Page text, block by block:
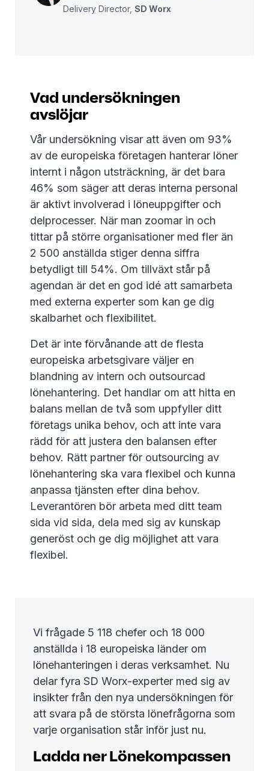
Delivery Director,SD Worx
Vad undersökningen
avslöjar
Vår undersökning visar att även om 93%
av de europeiska företagen hanterar löner
internt i någon utsträckning, är det bara
46% som säger att deras interna personal
är aktivt involverad i löneuppgifter och
delprocesser. När man zoomar in och
tittar på större organisationer med fler än
2 500 anställda stiger denna siffra
betydligt till 54%. Om tillväxt står på
agendan är det en god idé att samarbeta
med externa experter som kan ge dig
skalbarhet och flexibilitet.
Det är inte förvånande att de flesta
europeiska arbetsgivare väljer en
blandning av intern och outsourcad
lönehantering. Det handlar om att hitta en
balans mellan de två som uppfyller ditt
företags unika behov, och att inte vara
rädd för att justera den balansen efter
behov. Rätt partner för outsourcing av
lönehantering ska vara flexibel och kunna
anpassa tjänsten efter dina behov.
Leverantören bör arbeta med ditt team
sida vid sida, dela med sig av kunskap
generöst och ge dig möjlighet att vara
flexibel.
Vi frågade 5 118 chefer och 18 000
anställda i 18 europeiska länder om
lönehanteringen i deras verksamhet. Nu
delar fyra SD Worx-experter med sig av
insikter från den nya undersökningen för
att svara på de största lönefrågorna som
varje organisation står inför just nu.
Ladda ner Lönekompassen